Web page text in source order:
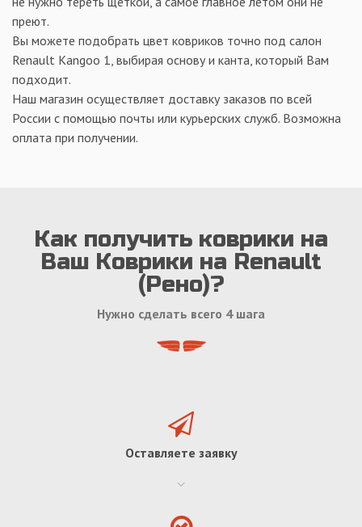
преют.
Вы можете подобрать цвет ковриков точно под салон
Renault Kangoo 1, выбирая основу и канта, который Вам
подходит.
Наш магазин осуществляет доставку заказов по всей
России с помощью почты или курьерских служб. Возможна
оплата при получении.
Как получить коврики на
Ваш Коврики на Renault
(Рено)?
Нужно сделать всего 4 шага
Оставляете заявку